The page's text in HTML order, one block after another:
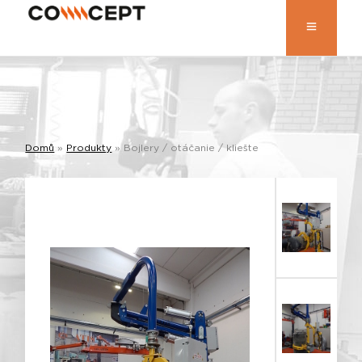
Domů » Produkty » Bojlery / otáčanie / kliešte